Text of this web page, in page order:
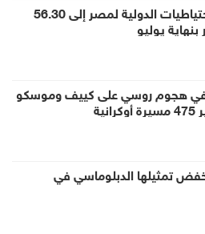
ارتفاع الاحتياطيات الدولية لمصر إلى 56.30
بنهاية يوليو
في هجوم روسي على كييف وموسكو
تمثيلها الدبلوماسي في